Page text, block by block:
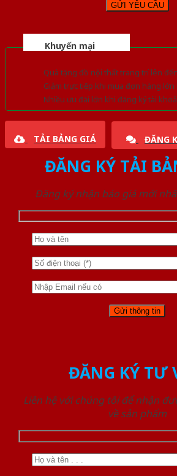
Khuyến mại
Quà tặng đồ nội thất trang trí lên đến
Giảm trực tiếp khi mua đơn hàng lớn
Nhiều ưu đãi lớn khi đăng ký tài
TẢI BẢNG GIÁ ĐĂNG
ĐĂNG KÝ TẢI
Đăng ký nhận báo giá mới
ĐĂNG KÝ TƯ
Liên hệ với chúng tôi để nhận
về sản phẩm